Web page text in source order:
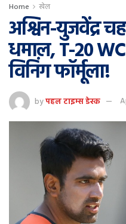
Home खेल
अश्विन-युजवेंद्र
धमाल, T-20
विनिंग फॉर्मूला!
byपहल टाइम्स डेस्क